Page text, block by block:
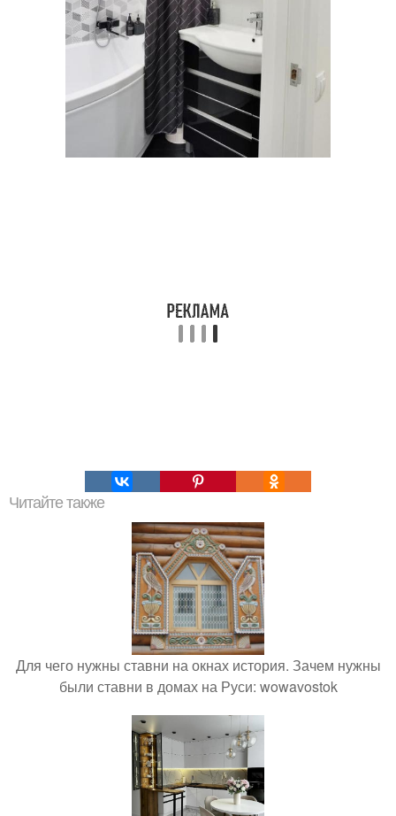
Читайте также
Для чего нужны ставни на окнах история. Зачем нужны
были ставни в домах на Руси: wowavostok